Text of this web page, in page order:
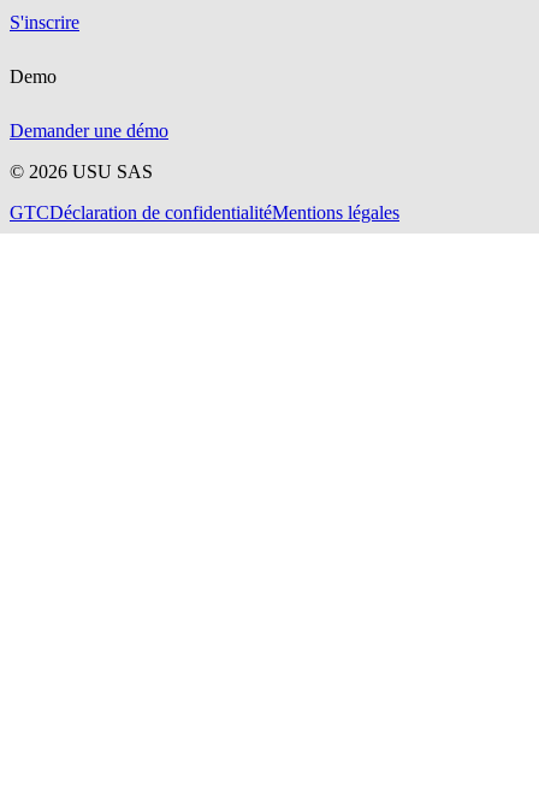
S'inscrire
Demo
Demander une démo
© 2026 USU SAS
GTCDéclaration de confidentialitéMentions légales